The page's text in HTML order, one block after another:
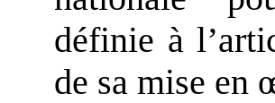
définie à
de sa mise en